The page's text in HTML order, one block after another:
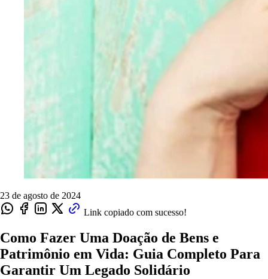
23 de agosto de 2024
Link copiado com sucesso!
Como Fazer Uma Doação de Bens e
Patrimônio em Vida: Guia Completo Para
Garantir Um Legado Solidário